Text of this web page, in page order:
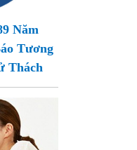
Năm
Tương
Thách